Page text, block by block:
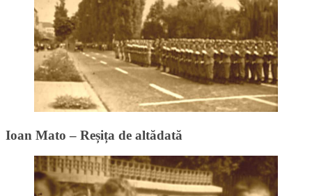
Ioan Mato – Reșița de altădată